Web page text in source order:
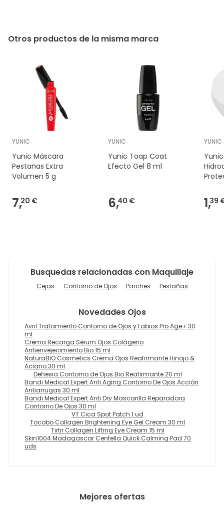
Otros productos de la misma marca
YUNIC
Yunic Máscara
Pestañas Extra
Volumen 5 g
7,20 €
YUNIC
Yunic Toap Coat
Efecto Gel 8 ml
6,40 €
YUNIC
1,39
Busquedas relacionadas con Maquillaje
Cejas Contorno de Ojos Parches Pestañas
Novedades Ojos
Avril Tratamiento Contorno de Ojos y Labios Pro Age+ 30
ml
Crema Recarga Sérum Ojos Colágeno
Antienvejecimiento Bio 15 ml
NaturaBIO Cosmetics Crema Ojos Reafirmante Hinojo &
Aciano 30 ml
Dehesia Contorno de Ojos Bio Reafirmante 20 ml
Bandi Medical Expert Anti Aging Contorno De Ojos Acción
Antiarrugas 30 ml
Bandi Medical Expert Anti Dry Mascarilla Reparadora
Contorno De Ojos 30 ml
VT Cica Spot Patch 1 ud
Tocobo Collagen Brightening Eye Gel Cream 30 ml
Tirtir Collagen Lifting Eye Cream 15 ml
Skin1004 Madagascar Centella Quick Calming Pad 70
uds
Mejores ofertas